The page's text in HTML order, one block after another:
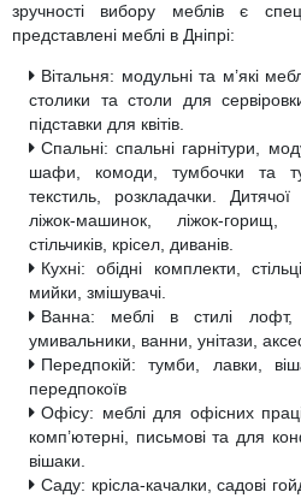
зручності вибору меблів є
представлені меблі в Дніпрі:
Вітальня: модульні та м’які
столики та столи для
підставки для квітів.
Спальні: спальні гарнітури,
шафи, комоди, тумбочки та
текстиль, розкладачки.
ліжок-машинок, ліжок-горищ,
стільчиків, крісел, диванів.
Кухні: обідні комплекти,
мийки, змішувачі.
Ванна: меблі в стилі
умивальники, ванни, унітази,
Передпокій: тумби, лавки,
передпокоїв
Офісу: меблі для офісних
комп’ютерні, письмові та для
вішаки.
Саду: крісла-качалки, садові